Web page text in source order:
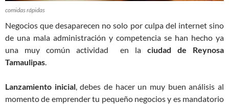
comidas rápidas
Negocios que desaparecen no solo por culpa del internet sino
de una mala administración y competencia se han hecho ya
una muy común actividad en laciudad de Reynosa
Tamaulipas.
Lanzamiento inicial, debes de hacer un muy buen análisis al
momento de emprender tu pequeño negocios y es mandatorio